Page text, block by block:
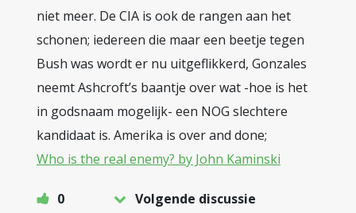
niet meer. De CIA is ook de rangen aan het
schonen; iedereen die maar een beetje tegen
Bush was wordt er nu uitgeflikkerd, Gonzales
neemt Ashcroft’s baantje over wat -hoe is het
in godsnaam mogelijk- een NOG slechtere
kandidaat is. Amerika is over and done;
Who is the real enemy? by John Kaminski
0
Volgende discussie